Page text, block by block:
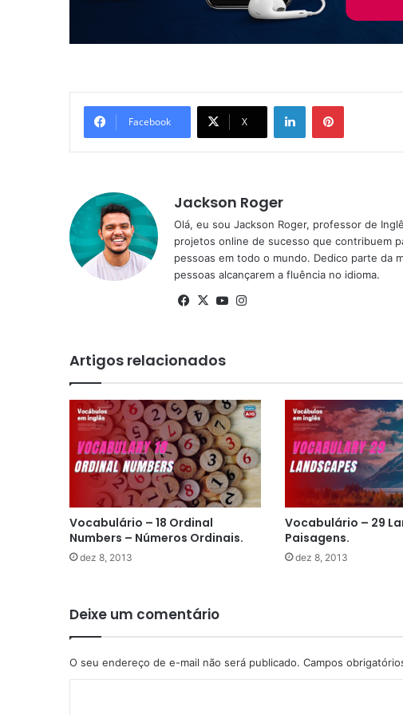
Facebook X
LinkedinPinterest
Jackson Roger
Olá, eu sou Jackson Roger, professor de
projetos online de sucesso que contribuem
pessoas em todo o mundo. Dedico parte da
pessoas alcançarem a fluência no idioma.
Facebook
X YouTube
Artigos relacionados
Vocabulário – 18 Ordinal
Numbers – Números Ordinais.
dez 8, 2013
Vocabulário – 29
Paisagens.
dez 8, 2013
Deixe um comentário
O seu endereço de e-mail não será publicado. Campos